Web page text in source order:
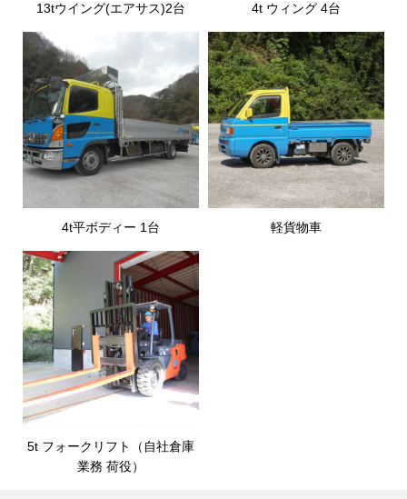
13tウイング(エアサス)2台 4t ウィング 4台
4t平ボディー 1台 軽貨物車
5t フォークリフト（自社倉庫
業務 荷役）